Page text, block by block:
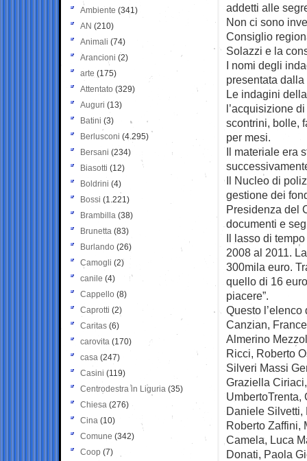
addetti alle
Non ci sono
Consiglio
Solazzi e la
I nomi degli
presentata
Le indagini
l’acquisizione
scontrini, bolle,
per mesi.
Il materiale era
Il Nucleo di
gestione dei
Presidenza del
documenti e
Il lasso di
2008 al 2011.
300mila euro.
quello di 16
piacere”.
Questo
Canzian,
Almerino
Ricci, Roberto
Silveri Massi
Graziella
UmbertoTrenta,
Daniele Silvetti,
Roberto Zaffini,
Camela, Luca
Donati, Paola
Ambiente (341)
AN (210)
Animali (74)
Arancioni (2)
arte (175)
Attentato (329)
Auguri (13)
Batini (3)
Berlusconi (4.295)
Bersani (234)
Biasotti (12)
Boldrini (4)
Bossi (1.221)
Brambilla (38)
Brunetta (83)
Burlando (26)
Camogli (2)
canile (4)
Cappello (8)
Caprotti (2)
Caritas (6)
carovita (170)
casa (247)
Casini (119)
Centrodestra in Liguria (35)
Chiesa (276)
Cina (10)
Comune (342)
Coop (7)